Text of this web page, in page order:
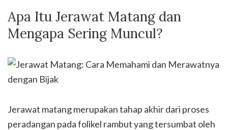
Apa Itu Jerawat Matang dan
Mengapa Sering Muncul?
Jerawat matang merupakan tahap akhir dari proses
peradangan pada folikel rambut yang tersumbat oleh